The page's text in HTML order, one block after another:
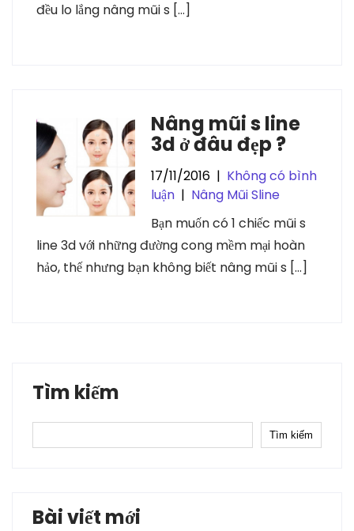
đều lo lắng nâng mũi s […]
Nâng mũi s line
3d ở đâu đẹp ?
17/11/2016 | Không có bình
luận | Nâng Mũi Sline
Bạn muốn có 1 chiếc mũi s
line 3d với những đường cong mềm mại hoàn
hảo, thế nhưng bạn không biết nâng mũi s […]
Tìm kiếm
Tìm kiếm
Bài viết mới